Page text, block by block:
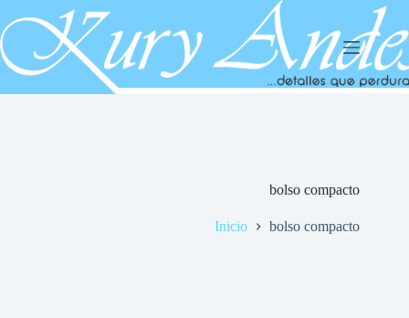
al
contenido
bolso compacto
Inicio bolso compacto